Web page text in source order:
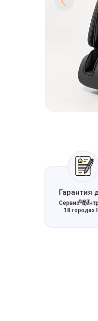
Гарантия
лет
Сервис-
18 городах